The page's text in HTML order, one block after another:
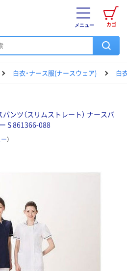
カゴ
メニュー
白衣・ナース服(ナースウェア) 白
パンツ（スリムストレート） ナースパ
S 861366-088
）